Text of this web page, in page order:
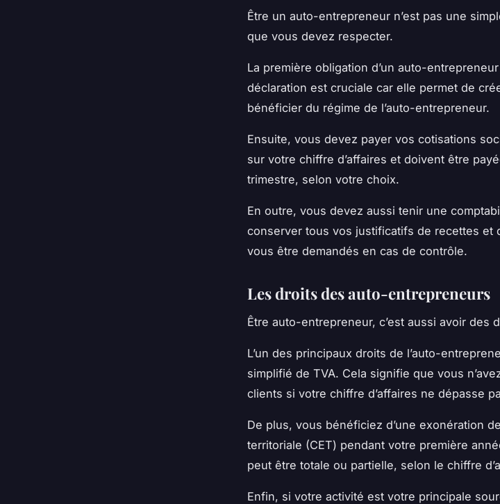
Être un auto-entrepreneur n’est pas une
que vous devez respecter.
La première obligation d’un auto-
déclaration est cruciale car elle permet de
bénéficier du régime de l’auto-entrepreneur.
Ensuite, vous devez payer vos cotisations
sur votre chiffre d’affaires et doivent être
trimestre, selon votre choix.
En outre, vous devez aussi tenir une
conserver tous vos justificatifs de recettes et
vous être demandés en cas de contrôle.
Les droits des auto-entrepreneurs
Être auto-entrepreneur, c’est aussi avoir des
L’un des principaux droits de l’auto-
simplifié de TVA. Cela signifie que vous
clients si votre chiffre d’affaires ne dépasse
De plus, vous bénéficiez d’une exonération
territoriale (CET) pendant votre première
peut être totale ou partielle, selon le chiffre
Enfin, si votre activité est votre principale